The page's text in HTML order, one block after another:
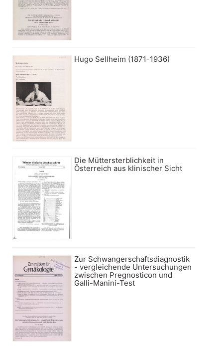
Hugo Sellheim (1871-1936)
Die Müttersterblichkeit in
Österreich aus klinischer Sicht
Zur Schwangerschaftsdiagnostik
- vergleichende Untersuchungen
zwischen Pregnosticon und
Galli-Manini-Test